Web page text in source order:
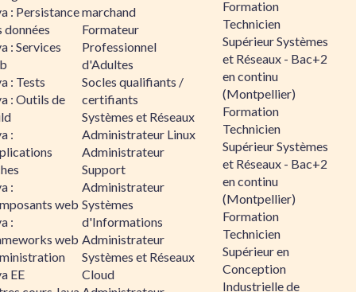
: Persistance
données
: Services
: Tests
: Outils de
:
:
web
:
web
EE
marchand
Formateur
Professionnel
d'Adultes
Socles qualifiants /
certifiants
Systèmes et Réseaux
Administrateur Linux
Administrateur
Support
Administrateur
Systèmes
d'Informations
Administrateur
Systèmes et Réseaux
Cloud
Formation
Technicien
Supérieur Systèmes
et Réseaux - Bac+2
en continu
(Montpellier)
Formation
Technicien
Supérieur Systèmes
et Réseaux - Bac+2
en continu
(Montpellier)
Formation
Technicien
Supérieur en
Conception
Industrielle de